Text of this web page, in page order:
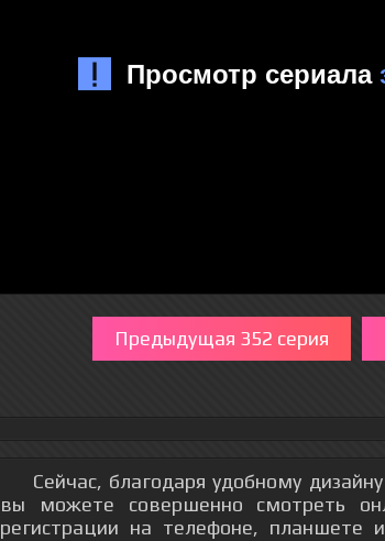
Предыдущая 352 серия
Сейчас, благодаря удобному
вы можете совершенно смотреть
регистрации на телефоне,